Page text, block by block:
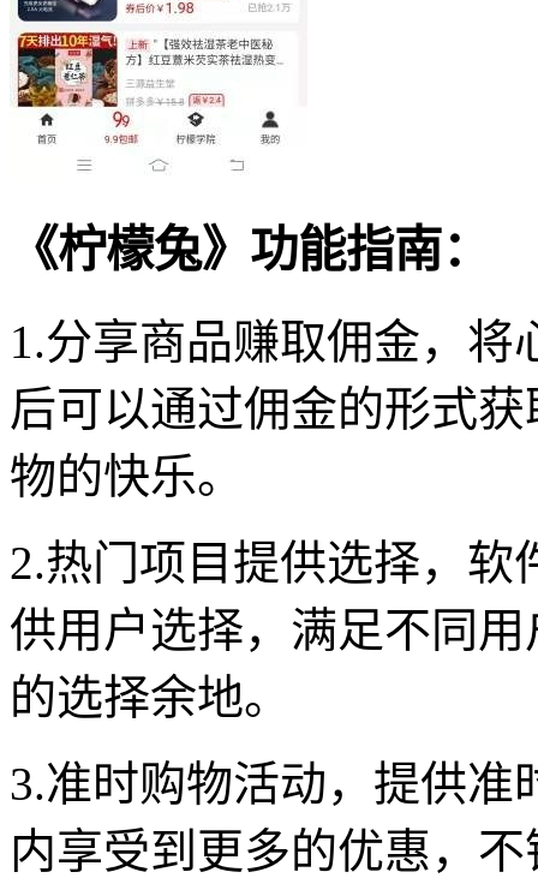
《柠檬兔》功能指南：
1.分享商品赚取佣金，
后可以通过佣金的形式
物的快乐。
2.热门项目提供选择，
供用户选择，满足不同
的选择余地。
3.准时购物活动，提供
内享受到更多的优惠，